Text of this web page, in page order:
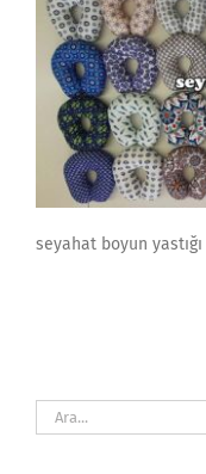
seyahat boyun yastığı
Ara: